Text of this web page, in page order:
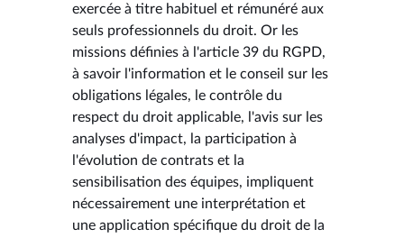
exercée à titre habituel et rémunéré aux
seuls professionnels du droit. Or les
missions définies à l'article 39 du RGPD,
à savoir l'information et le conseil sur les
obligations légales, le contrôle du
respect du droit applicable, l'avis sur les
analyses d'impact, la participation à
l'évolution de contrats et la
sensibilisation des équipes, impliquent
nécessairement une interprétation et
une application spécifique du droit de la